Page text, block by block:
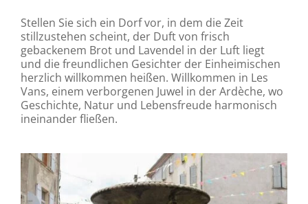
Stellen Sie sich ein Dorf vor, in dem die Zeit
stillzustehen scheint, der Duft von frisch
gebackenem Brot und Lavendel in der Luft liegt
und die freundlichen Gesichter der Einheimischen
herzlich willkommen heißen. Willkommen in Les
Vans, einem verborgenen Juwel in der Ardèche, wo
Geschichte, Natur und Lebensfreude harmonisch
ineinander fließen.